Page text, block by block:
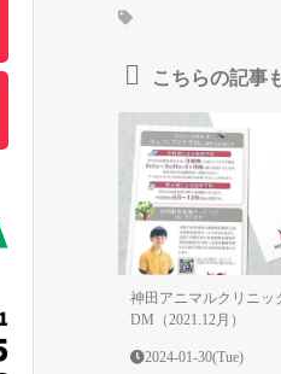
こちらの記事
神田アニマルクリニッ
DM（2021.12月）
2024-01-30(Tue)